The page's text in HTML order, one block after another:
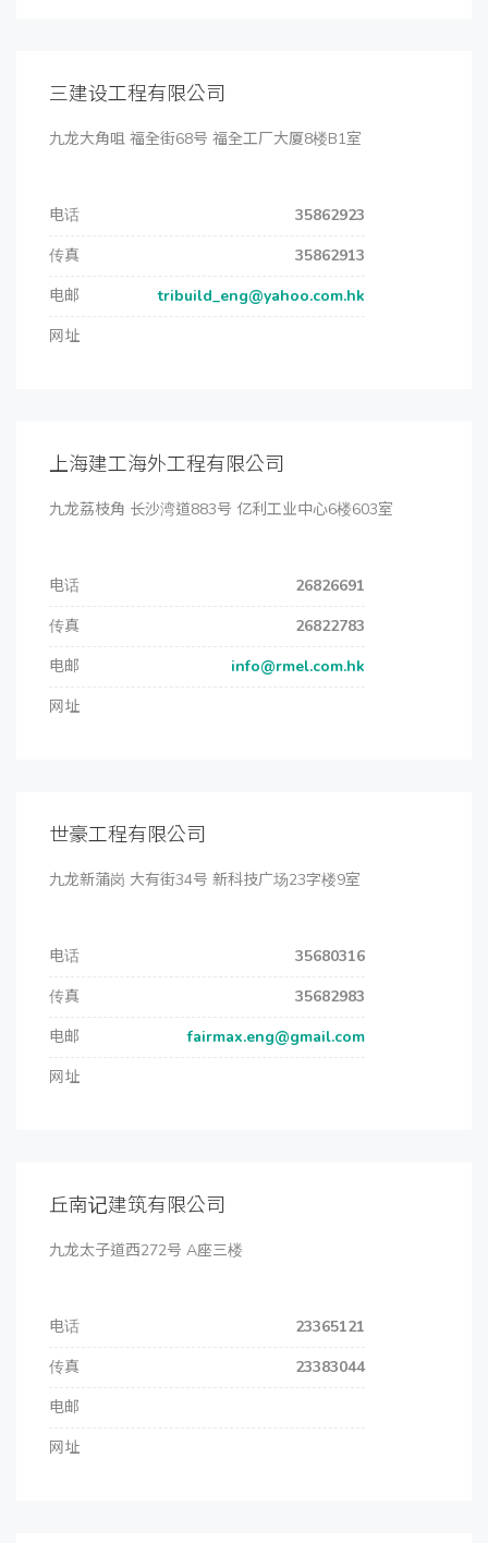
三建设工程有限公司
九龙大角咀 福全街68号 福全工厂大厦8楼B1室
电话
35862923
传真
35862913
电邮
tribuild_eng@yahoo.com.hk
网址
上海建工海外工程有限公司
九龙荔枝角 长沙湾道883号 亿利工业中心6楼603室
电话
26826691
传真
26822783
电邮
info@rmel.com.hk
网址
世豪工程有限公司
九龙新蒲岗 大有街34号 新科技广场23字楼9室
电话
35680316
传真
35682983
电邮
fairmax.eng@gmail.com
网址
丘南记建筑有限公司
九龙太子道西272号 A座三楼
电话
23365121
传真
23383044
电邮
网址